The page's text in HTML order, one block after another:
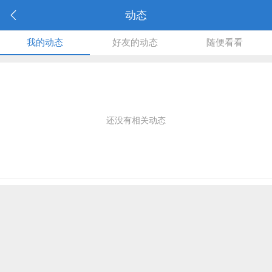
动态
我的动态 好友的动态 随便看看
还没有相关动态